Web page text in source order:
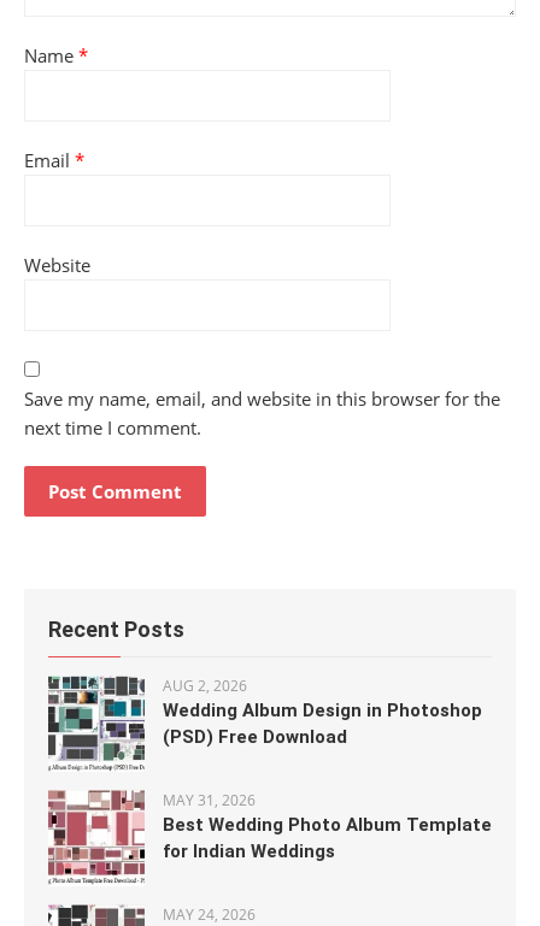
Name *
Email *
Website
Save my name, email, and website in this browser for the
next time I comment.
Recent Posts
AUG 2, 2026
Wedding Album Design in Photoshop
(PSD) Free Download
MAY 31, 2026
Best Wedding Photo Album Template
for Indian Weddings
MAY 24, 2026